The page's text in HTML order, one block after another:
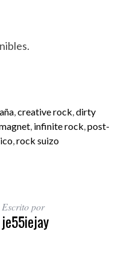
,creative rock,dirty
, infinite rock,post-
,rock suizo
Escrito por
je55iejay